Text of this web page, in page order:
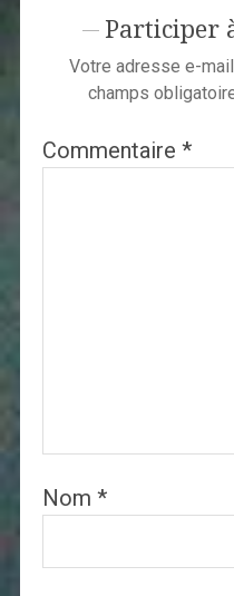
Participer
Votre adresse e-
champs
Commentaire *
Nom *